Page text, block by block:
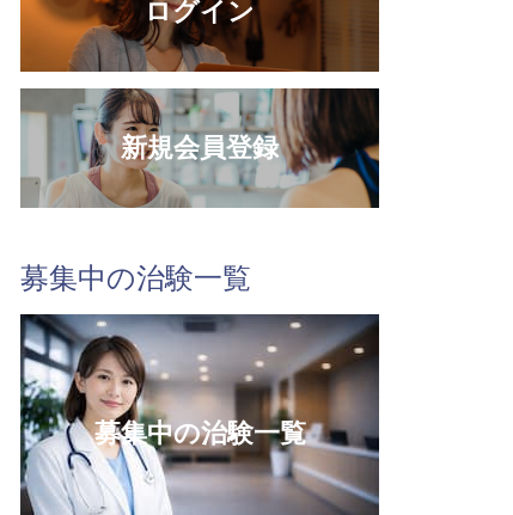
ログイン
新規会員登録
募集中の治験一覧
募集中の治験一覧